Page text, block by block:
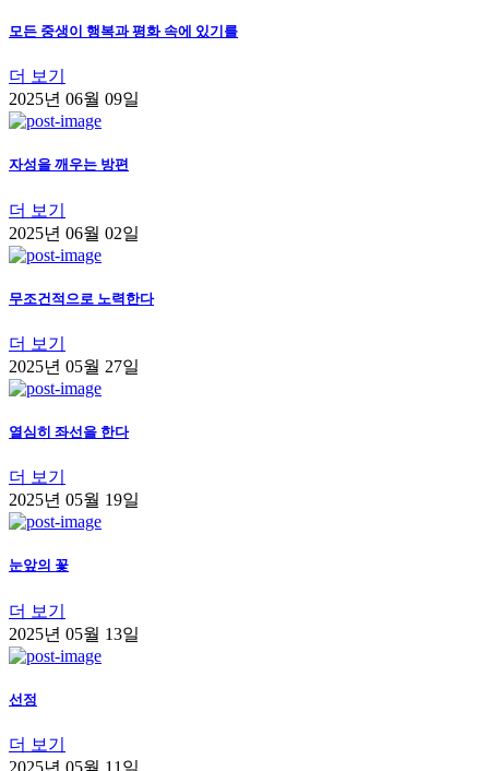
모든 중생이 행복과 평화 속에 있기를
더 보기
2025년 06월 09일
자성을 깨우는 방편
더 보기
2025년 06월 02일
무조건적으로 노력한다
더 보기
2025년 05월 27일
열심히 좌선을 한다
더 보기
2025년 05월 19일
눈앞의 꽃
더 보기
2025년 05월 13일
선정
더 보기
2025년 05월 11일